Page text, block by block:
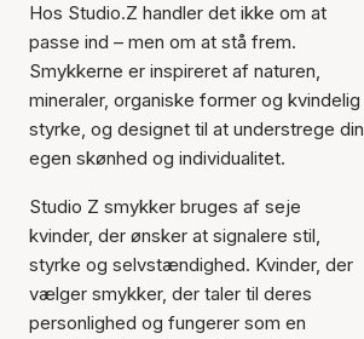
Hos Studio.Z handler det ikke om at
passe ind – men om at stå frem.
Smykkerne er inspireret af naturen,
mineraler, organiske former og kvindelig
styrke, og designet til at understrege din
egen skønhed og individualitet.
Studio Z smykker bruges af seje
kvinder, der ønsker at signalere stil,
styrke og selvstændighed. Kvinder, der
vælger smykker, der taler til deres
personlighed og fungerer som en